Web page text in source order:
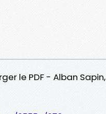
le PDF - Alban Sapin,